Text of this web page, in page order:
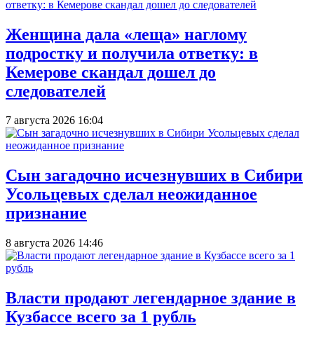
Женщина дала «леща» наглому
подростку и получила ответку: в
Кемерове скандал дошел до
следователей
7 августа 2026 16:04
Сын загадочно исчезнувших в Сибири
Усольцевых сделал неожиданное
признание
8 августа 2026 14:46
Власти продают легендарное здание в
Кузбассе всего за 1 рубль